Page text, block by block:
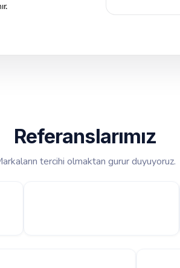
Referanslarımız
tercihi olmaktan gurur duyuyoruz.